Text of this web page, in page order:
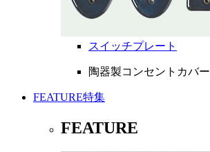
スイッチプレート
陶器製コンセントカバー
FEATURE特集
FEATURE